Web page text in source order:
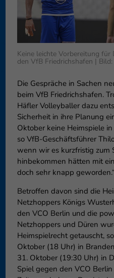
Keine leichte Vorbereitung für
den VfB Friedrichshafen | Bild:
Die Gespräche in Sachen
beim VfB Friedrichshafen.
Häfler Volleyballer dazu
Sicherheit in ihre Planung
Oktober keine Heimspiele
so VfB-Geschäftsführer
wenn wir es kurzfristig zum
hinbekommen hätten mit
doch sehr knapp geworden.“
Betroffen davon sind die
Netzhoppers Königs
den VCO Berlin und die
Netzhoppers und Düren
Heimspielrecht getauscht,
Oktober (18 Uhr) in
31. Oktober (19:30 Uhr) in
Spiel gegen den VCO
Datenschutzeinstellungen
Essenziell (1)
Essenzielle Cookies
Funktion der Website
Inhalte von Videoplattformen
diese Inhalte keiner